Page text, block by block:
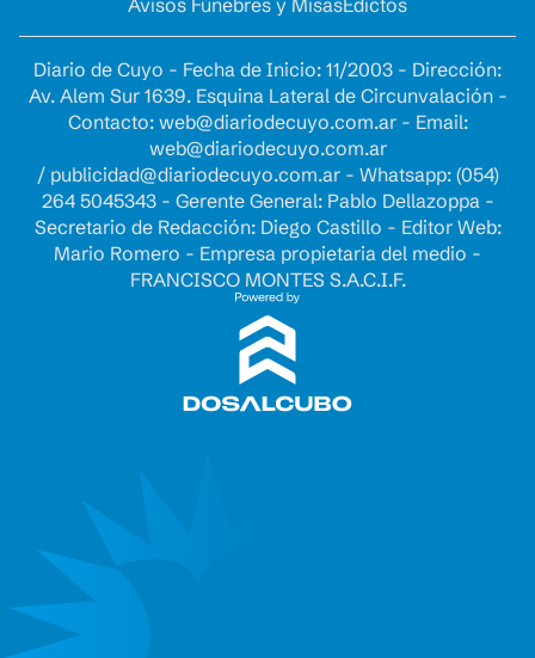
Diario de Cuyo - Fecha de Inicio: 11/2003 - Dirección:
Av. Alem Sur 1639. Esquina Lateral de Circunvalación -
Contacto: web@diariodecuyo.com.ar- Email:
web@diariodecuyo.com.ar
/ publicidad@diariodecuyo.com.ar- Whatsapp: (054)
264 5045343 - Gerente General: Pablo Dellazoppa -
Secretario de Redacción: Diego Castillo - Editor Web:
Mario Romero - Empresa propietaria del medio -
FRANCISCO MONTES S.A.C.I.F.